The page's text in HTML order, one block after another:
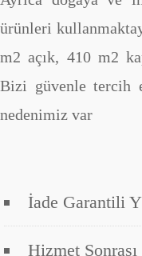
ürünleri
m2 açık, 410 m2
Bizi güvenle tercih
nedenimiz var
İade Garantili
Hizmet